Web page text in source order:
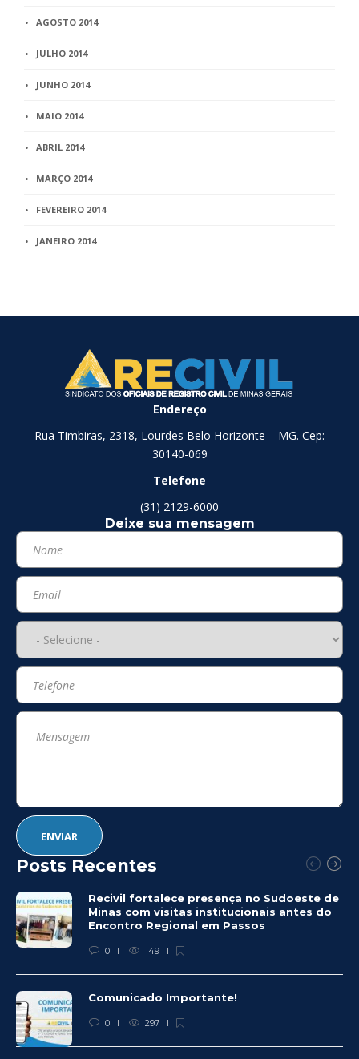
AGOSTO 2014
JULHO 2014
JUNHO 2014
MAIO 2014
ABRIL 2014
MARÇO 2014
FEVEREIRO 2014
JANEIRO 2014
Endereço
Rua Timbiras, 2318, Lourdes Belo Horizonte – MG. Cep:
30140-069
Telefone
(31) 2129-6000
Deixe sua mensagem
Posts Recentes
Recivil fortalece presença no Sudoeste de
Minas com visitas institucionais antes do
Encontro Regional em Passos
0 149
Comunicado Importante!
0 297